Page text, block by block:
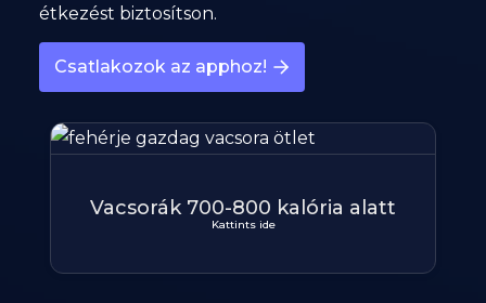
étkezést biztosítson.
Csatlakozok az apphoz!
Vacsorák 700-800 kalória alatt
Kattints ide